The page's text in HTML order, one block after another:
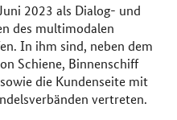
2023 als Dialog- und
des multimodalen
In ihm sind, neben dem
Schiene, Binnenschiff
die Kundenseite mit
vertreten.